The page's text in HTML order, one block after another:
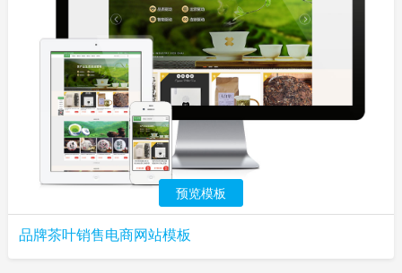
预览模板
品牌茶叶销售电商网站模板